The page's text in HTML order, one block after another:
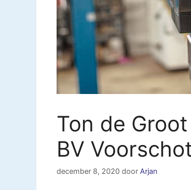
Ton de
BV
december 8, 2020 door Arjan